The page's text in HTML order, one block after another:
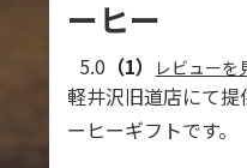
ーヒー
5.0 （1） レビューを
軽井沢旧道店にて
ーヒーギフトです。